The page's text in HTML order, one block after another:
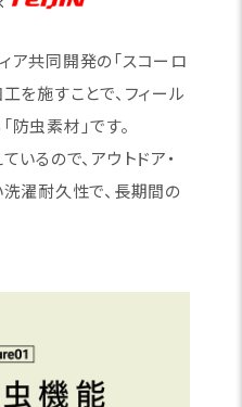
ア共同開発の「スコーロ
を施すことで、フィール
虫素材」です。
いるので、アウトドア・
洗濯耐久性で、長期間の